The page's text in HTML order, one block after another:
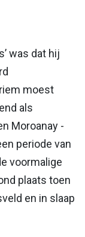
was dat hij
moest
als
Moroanay -
periode van
voormalige
plaats toen
en in slaap